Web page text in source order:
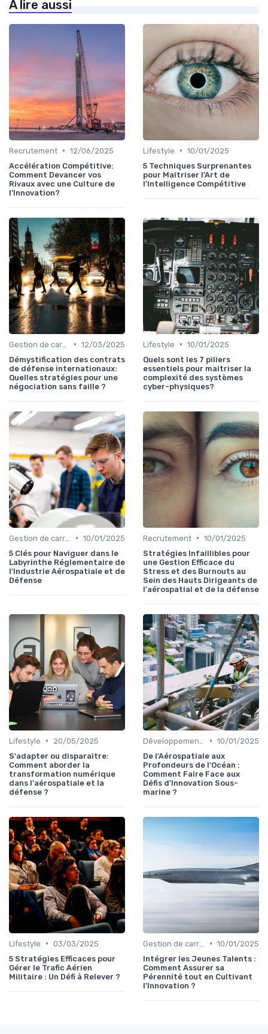
À lire aussi
Recrutement • 12/06/2025
Accélération Compétitive:
Comment Devancer vos
Rivaux avec une Culture de
l’Innovation?
Lifestyle • 10/01/2025
5 Techniques Surprenantes
pour Maîtriser l'Art de
l'Intelligence Compétitive
• 12/03/2025
Démystification des contrats
de défense internationaux:
Quelles stratégies pour une
négociation sans faille ?
Lifestyle • 10/01/2025
Quels sont les 7 piliers
essentiels pour maitriser la
complexité des systèmes
cyber-physiques?
• 10/01/2025
5 Clés pour Naviguer dans le
Labyrinthe Réglementaire de
l'Industrie Aérospatiale et de
Défense
Recrutement • 10/01/2025
Stratégies Infaillibles pour
une Gestion Efficace du
Stress et des Burnouts au
Sein des Hauts Dirigeants de
l'aérospatial et de la défense
Lifestyle •
20/05/2025
S'adapter ou disparaître:
Comment aborder la
transformation numérique
dans l'aérospatiale et la
défense ?
• 10/01/2025
De l'Aérospatiale aux
Profondeurs de l'Océan :
Comment Faire Face aux
Défis d'Innovation Sous-
marine ?
Lifestyle • 03/03/2025
5 Stratégies Efficaces pour
Gérer le Trafic Aérien
Militaire : Un Défi à Relever ?
• 10/01/2025
Intégrer les Jeunes Talents :
Comment Assurer sa
Pérennité tout en Cultivant
l'Innovation ?